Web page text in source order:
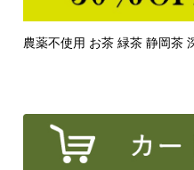
農薬不使用 お茶 緑茶 静岡茶